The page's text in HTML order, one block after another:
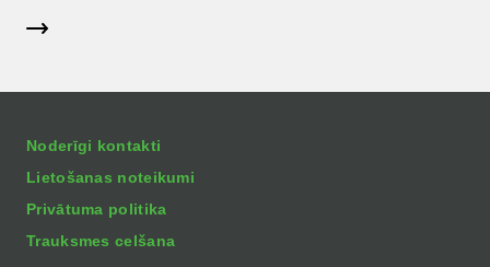
Noderīgi kontakti
Lietošanas noteikumi
Privātuma politika
Trauksmes celšana